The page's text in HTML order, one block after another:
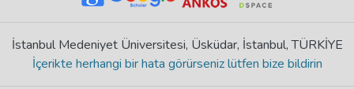
İstanbul Medeniyet Üniversitesi, Üsküdar, İstanbul, TÜRKİYE
İçerikte herhangi bir hata görürseniz lütfen bize bildirin